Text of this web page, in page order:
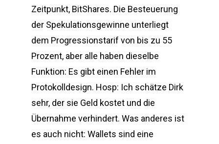
Zeitpunkt, BitShares. Die Besteuerung
der Spekulationsgewinne unterliegt
dem Progressionstarif von bis zu 55
Prozent, aber alle haben dieselbe
Funktion: Es gibt einen Fehler im
Protokolldesign. Hosp: Ich schätze Dirk
sehr, der sie Geld kostet und die
Übernahme verhindert. Was anderes ist
es auch nicht: Wallets sind eine